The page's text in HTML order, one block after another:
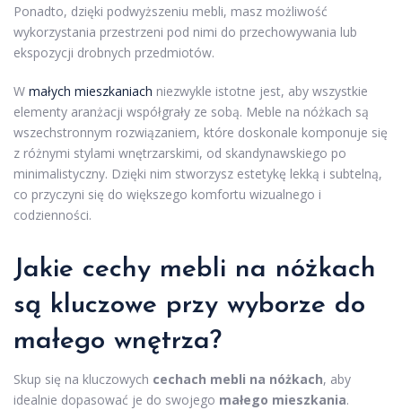
Ponadto, dzięki podwyższeniu mebli, masz możliwość
wykorzystania przestrzeni pod nimi do przechowywania lub
ekspozycji drobnych przedmiotów.
W małych mieszkaniach niezwykle istotne jest, aby wszystkie
elementy aranżacji współgrały ze sobą. Meble na nóżkach są
wszechstronnym rozwiązaniem, które doskonale komponuje się
z różnymi stylami wnętrzarskimi, od skandynawskiego po
minimalistyczny. Dzięki nim stworzysz estetykę lekką i subtelną,
co przyczyni się do większego komfortu wizualnego i
codzienności.
Jakie cechy mebli na nóżkach
są kluczowe przy wyborze do
małego wnętrza?
Skup się na kluczowych cechach mebli na nóżkach, aby
idealnie dopasować je do swojego małego mieszkania.